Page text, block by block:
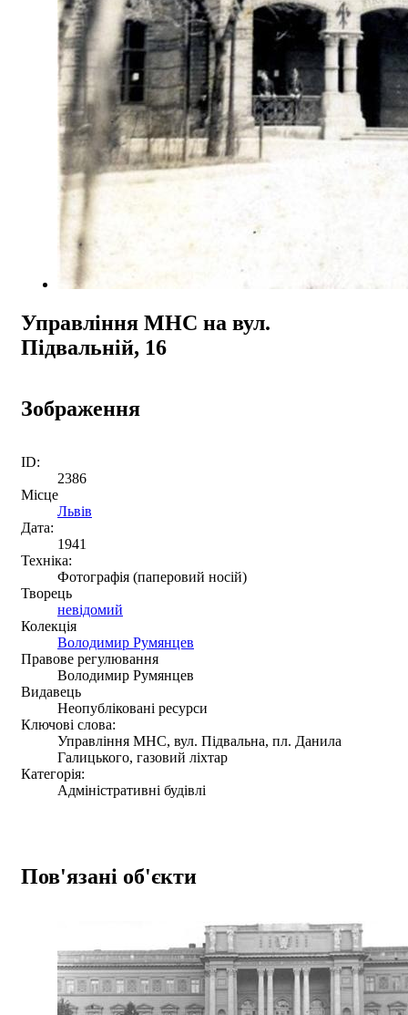
Управління МНС на вул.
Підвальній, 16
Зображення
ID:
2386
Місце
Львів
Дата:
1941
Техніка:
Фотографія (паперовий носій)
Творець
невідомий
Колекція
Володимир Румянцев
Правове регулювання
Володимир Румянцев
Видавець
Неопубліковані ресурси
Ключові слова:
Управління МНС, вул. Підвальна, пл. Данила
Галицького, газовий ліхтар
Категорія:
Адміністративні будівлі
Пов'язані об'єкти